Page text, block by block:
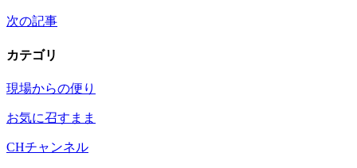
次の記事
カテゴリ
現場からの便り
お気に召すまま
CHチャンネル